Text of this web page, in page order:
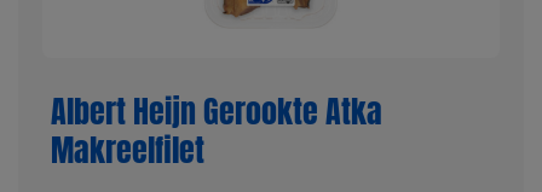
Albert Heijn Gerookte Atka
Makreelfilet